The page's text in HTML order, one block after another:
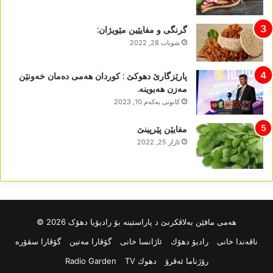
گرنگی و مفایێین مێویژان:
شوبات 28, 2022
پارێزگارێ دھوکێ : کوردان ھەمی دەمان خەونێن
مەزن ھەبوینە.
كانونی یه‌كه‌م 10, 2023
مفایێن پێرپینێ
ئازار 25, 2022
ھەمی مافێن بەلاڤکرنێ د پاراستینە بۆ رادیۆیا دھۆک 2026 ©
ناڤه‌ندا خانی
رادیۆ دهۆك ئاژانسا خانی گۆڤارا مەتین
گۆڤارا سڤۆرە
رۆژناما ئەڤرۆ
دهوك TV Radio Garden